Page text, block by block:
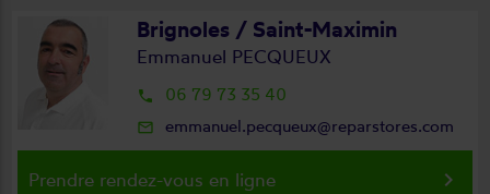
Brignoles / Saint-Maximin
Emmanuel PECQUEUX
local_phone 06 79 73 35 40
mail_outline emmanuel.pecqueux@reparstores.com
Prendre rendez-vous en ligne keyboard_arrow_right